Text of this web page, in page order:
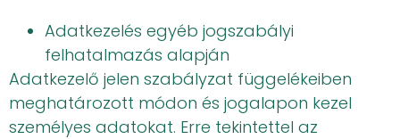
Adatkezelés egyéb jogszabályi
felhatalmazás alapján
Adatkezelő jelen szabályzat függelékeiben
meghatározott módon és jogalapon kezel
személyes adatokat. Erre tekintettel az